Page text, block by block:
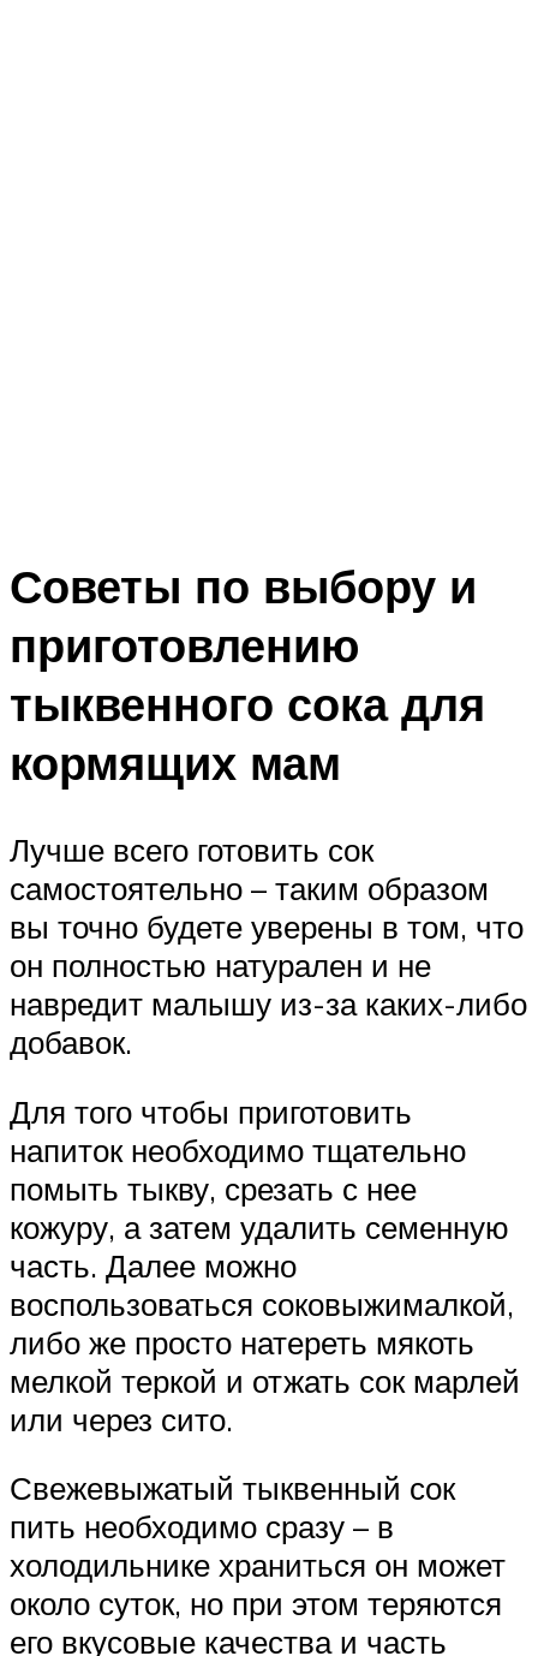
Советы по выбору и
приготовлению
тыквенного сока для
кормящих мам
Лучше всего готовить сок
самостоятельно – таким образом
вы точно будете уверены в том, что
он полностью натурален и не
навредит малышу из-за каких-либо
добавок.
Для того чтобы приготовить
напиток необходимо тщательно
помыть тыкву, срезать с нее
кожуру, а затем удалить семенную
часть. Далее можно
воспользоваться соковыжималкой,
либо же просто натереть мякоть
мелкой теркой и отжать сок марлей
или через сито.
Свежевыжатый тыквенный сок
пить необходимо сразу – в
холодильнике храниться он может
около суток, но при этом теряются
его вкусовые качества и часть